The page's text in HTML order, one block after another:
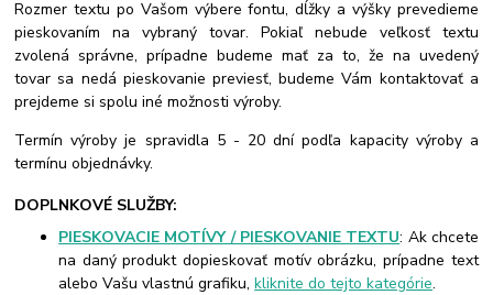
Rozmer textu po Vašom výbere fontu, dĺžky a výšky prevedieme
pieskovaním na vybraný tovar. Pokiaľ nebude veľkosť textu
zvolená správne, prípadne budeme mať za to, že na uvedený
tovar sa nedá pieskovanie previesť, budeme Vám kontaktovať a
prejdeme si spolu iné možnosti výroby.
Termín výroby je spravidla 5 - 20 dní podľa kapacity výroby a
termínu objednávky.
DOPLNKOVÉ SLUŽBY:
PIESKOVACIE MOTÍVY / PIESKOVANIE TEXTU: Ak chcete
na daný produkt dopieskovať motív obrázku, prípadne text
alebo Vašu vlastnú grafiku,kliknite do tejto kategórie.